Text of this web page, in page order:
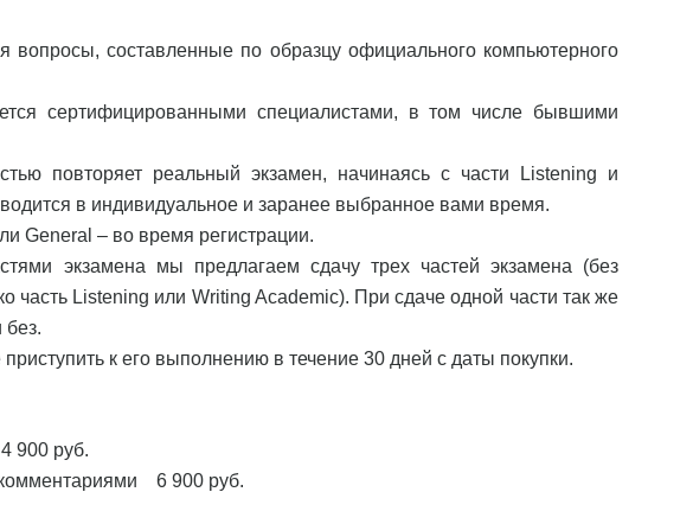
вопросы, составленные по образцу официального компьютерного
сертифицированными специалистами, в том числе бывшими
повторяет реальный экзамен, начинаясь с части Listening и
в индивидуальное и заранее выбранное вами время.
General – во время регистрации.
экзамена мы предлагаем сдачу трех частей экзамена (без
часть Listening или Writing Academic). При сдаче одной части так же
к его выполнению в течение 30 дней с даты покупки.
900 руб.
комментариями 6 900 руб.